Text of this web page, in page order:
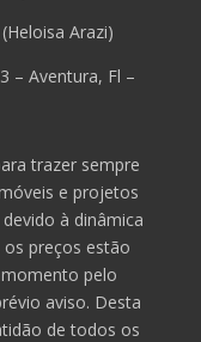
Arazi)
– Aventura, Fl –
trazer sempre
e projetos
à dinâmica
preços estão
pelo
aviso. Desta
de todos os